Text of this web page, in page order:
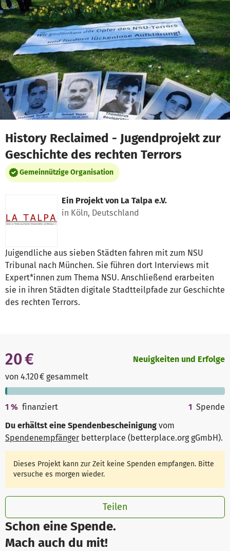
Zum Hauptinhalt springen
Erklärung zur Barrierefreiheit anzeigen
History Reclaimed - Jugendprojekt zur
Geschichte des rechten Terrors
Gemeinnützige Organisation
Ein Projekt von La Talpa e.V.
in Köln, Deutschland
Juigendliche aus sieben Städten fahren mit zum NSU
Tribunal nach München. Sie führen dort Interviews mit
Expert*innen zum Thema NSU. Anschließend erarbeiten
sie in ihren Städten digitale Stadtteilpfade zur Geschichte
des rechten Terrors.
Schon eine Spende.
Mach auch du mit!
20 €
von 4.120 € gesammelt
Neuigkeiten und Erfolge
1 % finanziert 1 Spende
Du erhältst eine Spendenbescheinigung vom
Spendenempfänger betterplace (betterplace.org gGmbH).
Dieses Projekt kann zur Zeit keine Spenden empfangen. Bitte
versuche es morgen wieder.
Teilen